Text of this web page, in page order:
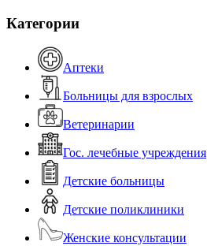
Категории
Аптеки
Больницы для взрослых
Ветеринарии
Гос. лечебные учреждения
Детские больницы
Детские поликлиники
Женские консультации